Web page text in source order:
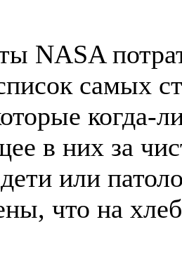
NASA
самых
когда-
в них за
или
что на